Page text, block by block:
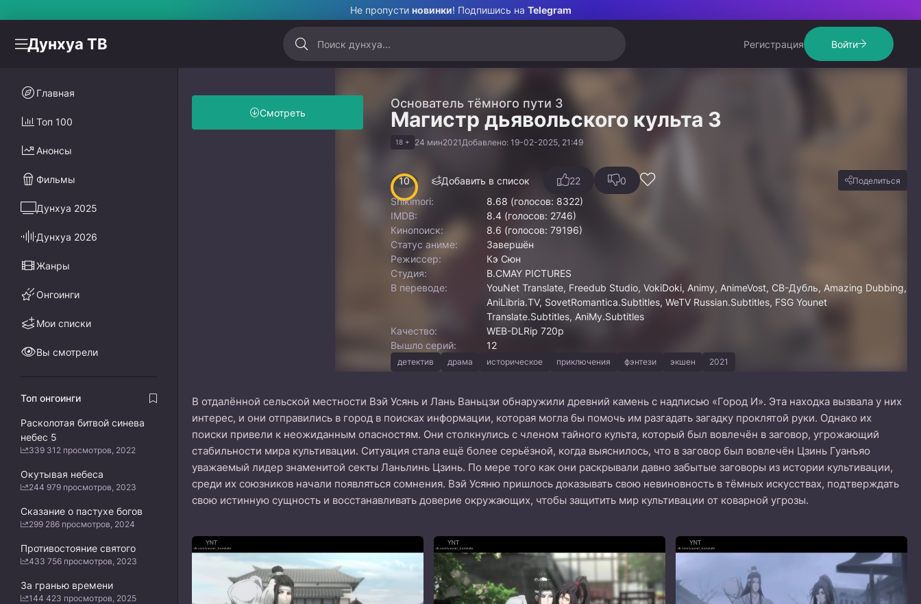
Не пропусти новинки! Подпишись на Telegram
Дунхуа ТВ Регистрация Войти
Основатель тёмного пути 3
Магистр дьявольского культа 3
18 + 24 мин2021 Добавлено: 19-02-2025, 21:49
Смотреть
10 Добавить в список 22 0 Поделиться
Shikimori:
8.68 (голосов: 8322)
IMDB:
8.4 (голосов: 2746)
Кинопоиск:
8.6 (голосов: 79196)
Статус аниме:
Завершён
Режиссер:
Кэ Сюн
Студия:
B.CMAY PICTURES
В переводе:
YouNet Translate, Freedub Studio, VokiDoki, Animy, AnimeVost, СВ-Дубль, Amazing Dubbing,
AniLibria.TV, SovetRomantica.Subtitles, WeTV Russian.Subtitles, FSG Younet
Translate.Subtitles, AniMy.Subtitles
Качество:
WEB-DLRip 720p
Вышло серий:
12
детектив драма историческое приключения фэнтези экшен 2021
В отдалённой сельской местности Вэй Усянь и Лань Ваньцзи обнаружили древний камень с надписью «Город И». Эта находка вызвала у них
интерес, и они отправились в город в поисках информации, которая могла бы помочь им разгадать загадку проклятой руки. Однако их
поиски привели к неожиданным опасностям. Они столкнулись с членом тайного культа, который был вовлечён в заговор, угрожающий
стабильности мира культивации. Ситуация стала ещё более серьёзной, когда выяснилось, что в заговор был вовлечён Цзинь Гуанъяо
уважаемый лидер знаменитой секты Ланьлинь Цзинь. По мере того как они раскрывали давно забытые заговоры из истории культивации,
среди их союзников начали появляться сомнения. Вэй Усяню пришлось доказывать свою невиновность в тёмных искусствах, подтверждать
свою истинную сущность и восстанавливать доверие окружающих, чтобы защитить мир культивации от коварной угрозы.
Главная
Топ 100
Анонсы
Фильмы
Дунхуа 2025
Дунхуа 2026
Жанры
Онгоинги
Мои списки
Вы смотрели
Топ онгоинги
Расколотая битвой синева
небес 5
339 312 просмотров, 2022
Окутывая небеса
244 979 просмотров, 2023
Сказание о пастухе богов
299 286 просмотров, 2024
Противостояние святого
433 756 просмотров, 2023
За гранью времени
144 423 просмотров, 2025